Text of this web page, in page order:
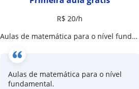
R$ 20/h
Aulas de matemática para o nível fundamental
Aulas de matemática para o nível
fundamental.